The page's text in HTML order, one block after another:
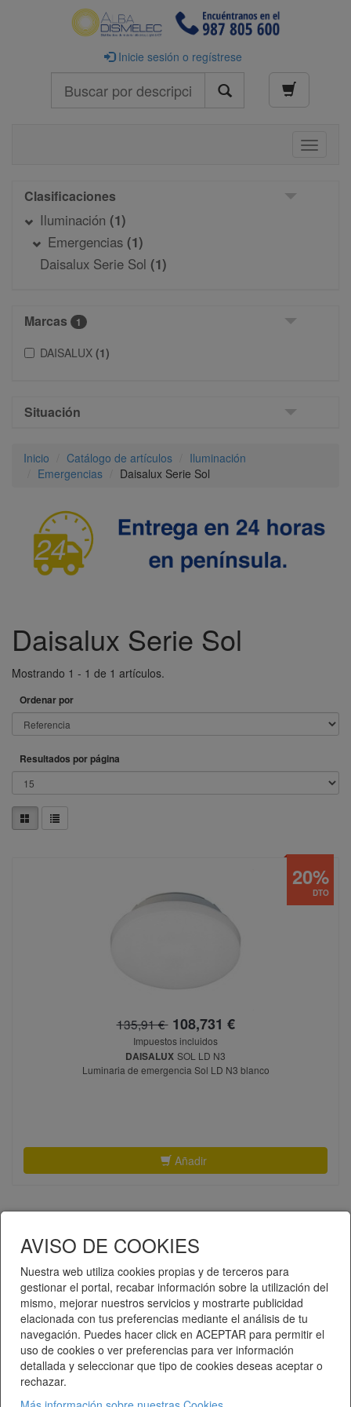
AVISO DE COOKIES
Nuestra web utiliza cookies propias y de terceros para
gestionar el portal, recabar información sobre la utilización del
mismo, mejorar nuestros servicios y mostrarte publicidad
elacionada con tus preferencias mediante el análisis de tu
navegación. Puedes hacer click en ACEPTAR para permitir el
uso de cookies o ver preferencias para ver información
detallada y seleccionar que tipo de cookies deseas aceptar o
rechazar.
Inicie sesión o regístrese
Toggle
Clasificaciones
Iluminación (1)
Emergencias (1)
Daisalux Serie Sol (1)
Marcas 1
DAISALUX (1)
Situación
Inicio Catálogo de artículos
Iluminación
Emergencias
Daisalux Serie Sol
Daisalux Serie Sol
Mostrando 1 - 1 de 1 artículos.
Ordenar por
Resultados por página
135,91 €108,731 €
Impuestos incluidos
DAISALUX SOL LD N3
Luminaria de emergencia Sol LD N3 blanco
Añadir
DTO
20%
Telematel eCommerce v14.3.37 © 2026
Telematel S.L.